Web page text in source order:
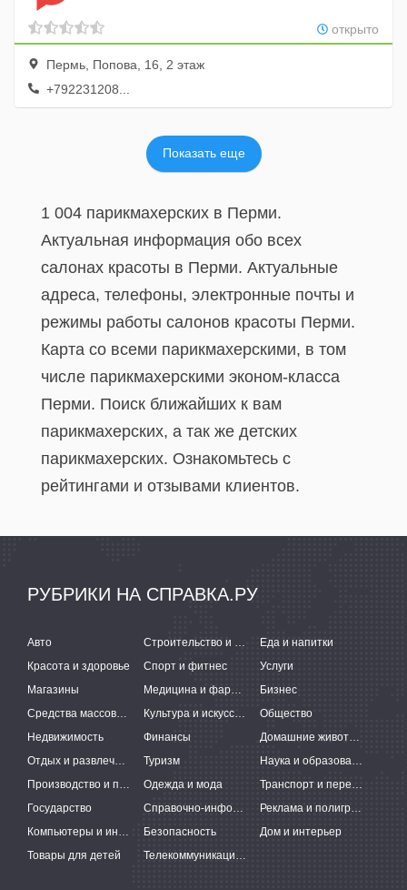
открыто
Пермь, Попова, 16, 2 этаж
+792231208...
Показать еще
1 004 парикмахерских в Перми.
Актуальная информация обо всех
салонах красоты в Перми. Актуальные
адреса, телефоны, электронные почты и
режимы работы салонов красоты Перми.
Карта со всеми парикмахерскими, в том
числе парикмахерскими эконом-класса
Перми. Поиск ближайших к вам
парикмахерских, а так же детских
парикмахерских. Ознакомьтесь с
рейтингами и отзывами клиентов.
РУБРИКИ НА СПРАВКА.РУ
Авто Строительство и ремонт
Еда и напитки
Красота и здоровье
Спорт и фитнес
Услуги
Магазины
Медицина и фармацевтика
Бизнес
Средства массовой информации
Культура и искусство
Общество
Недвижимость
Финансы
Домашние животные
Отдых и развлечения
Туризм
Наука и образование
Производство и поставки
Одежда и мода
Транспорт и перевозки
Государство
Справочно-информационные системы
Реклама и полиграфия
Компьютеры и интернет
Безопасность
Дом и интерьер
Товары для детей
Телекоммуникации и связь